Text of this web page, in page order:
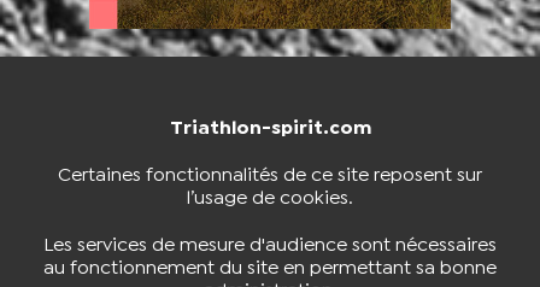
Triathlon-spirit.com
Certaines fonctionnalités de ce site reposent sur
l’usage de cookies.
Les services de mesure d'audience sont nécessaires
au fonctionnement du site en permettant sa bonne
NOUS CONTACTER BOUTIQUE